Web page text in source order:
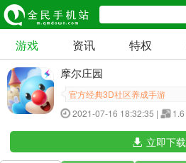
游戏 资讯 特权
摩尔庄园
官方经典3D社区养成手游
2021-07-16 18:32:35 |
立即下载